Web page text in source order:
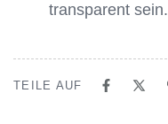
transparent sein.
TEILE AUF